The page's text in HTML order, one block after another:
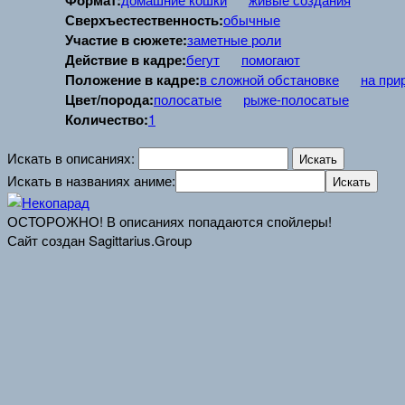
Сверхъестественность:обычные
Участие в сюжете:заметные роли
Действие в кадре:бегут помогают
Положение в кадре:в сложной обстановке на
Цвет/порода:полосатые рыже-полосатые
Количество:1
Искать в описаниях:
Искать в названиях аниме:
ОСТОРОЖНО! В описаниях попадаются спойлеры!
Сайт создан Sagittarius.Group